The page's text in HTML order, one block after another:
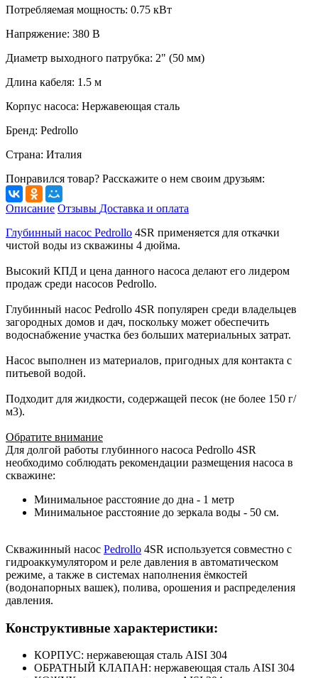
Потребляемая мощность: 0.75 кВт
Напряжение: 380 В
Диаметр выходного патрубка: 2" (50 мм)
Длина кабеля: 1.5 м
Корпус насоса: Нержавеющая сталь
Бренд: Pedrollo
Страна: Италия
Понравился товар? Расскажите о нем своим друзьям:
Описание Отзывы Доставка и оплата
Глубинный насос Pedrollo 4SR применяется для откачки
чистой воды из скважины 4 дюйма.
Высокий КПД и цена данного насоса делают его лидером
продаж среди насосов Pedrollo.
Глубинный насос Pedrollo 4SR популярен среди владельцев
загородных домов и дач, поскольку может обеспечить
водоснабжение участка без больших материальных затрат.
Насос выполнен из материалов, пригодных для контакта с
питьевой водой.
Подходит для жидкости, содержащей песок (не более 150 г/
м3).
Обратите внимание
Для долгой работы глубинного насоса Pedrollo 4SR
необходимо соблюдать рекомендации размещения насоса в
скважине:
Минимальное расстояние до дна - 1 метр
Минимальное расстояние до зеркала воды - 50 см.
Скважинный насос Pedrollo 4SR используется совместно с
гидроаккумулятором и реле давления в автоматическом
режиме, а также в системах наполнения ёмкостей
(водонапорных вашек), полива, орошения и распределения
давления.
Конструктивные характеристики:
КОРПУС: нержавеющая сталь AISI 304
ОБРАТНЫЙ КЛАПАН: нержавеющая сталь AISI 304